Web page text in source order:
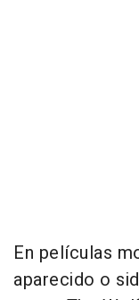
En películas
aparecido o